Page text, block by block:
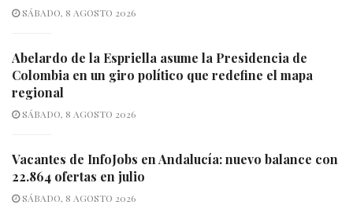
SÁBADO, 8 AGOSTO 2026
Abelardo de la Espriella asume la Presidencia de
Colombia en un giro político que redefine el mapa
regional
SÁBADO, 8 AGOSTO 2026
Vacantes de InfoJobs en Andalucía: nuevo balance con
22.864 ofertas en julio
SÁBADO, 8 AGOSTO 2026